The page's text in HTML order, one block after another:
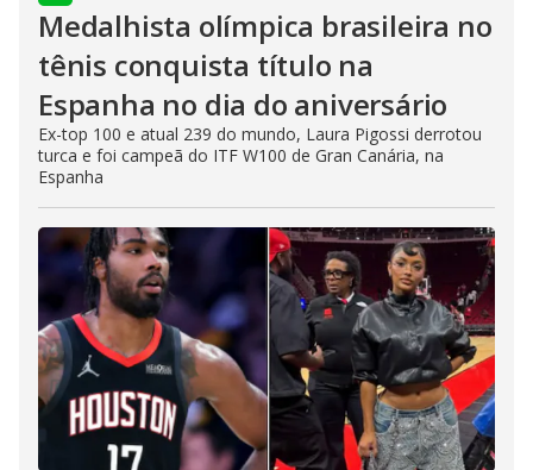
Medalhista olímpica brasileira no
tênis conquista título na
Espanha no dia do aniversário
Ex-top 100 e atual 239 do mundo, Laura Pigossi derrotou
turca e foi campeã do ITF W100 de Gran Canária, na
Espanha